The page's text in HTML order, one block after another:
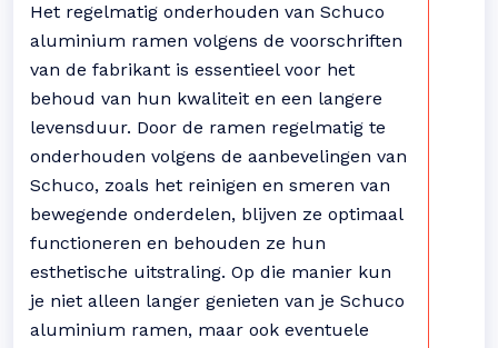
Het regelmatig onderhouden van Schuco
aluminium ramen volgens de voorschriften
van de fabrikant is essentieel voor het
behoud van hun kwaliteit en een langere
levensduur. Door de ramen regelmatig te
onderhouden volgens de aanbevelingen van
Schuco, zoals het reinigen en smeren van
bewegende onderdelen, blijven ze optimaal
functioneren en behouden ze hun
esthetische uitstraling. Op die manier kun
je niet alleen langer genieten van je Schuco
aluminium ramen, maar ook eventuele